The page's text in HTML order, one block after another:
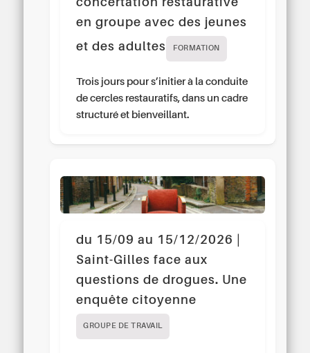
concertation restaurative
en groupe avec des jeunes
et des adultes
FORMATION
Trois jours pour s’initier à la conduite
de cercles restauratifs, dans un cadre
structuré et bienveillant.
du 15/09 au 15/12/2026 |
Saint-Gilles face aux
questions de drogues. Une
enquête citoyenne
GROUPE DE TRAVAIL